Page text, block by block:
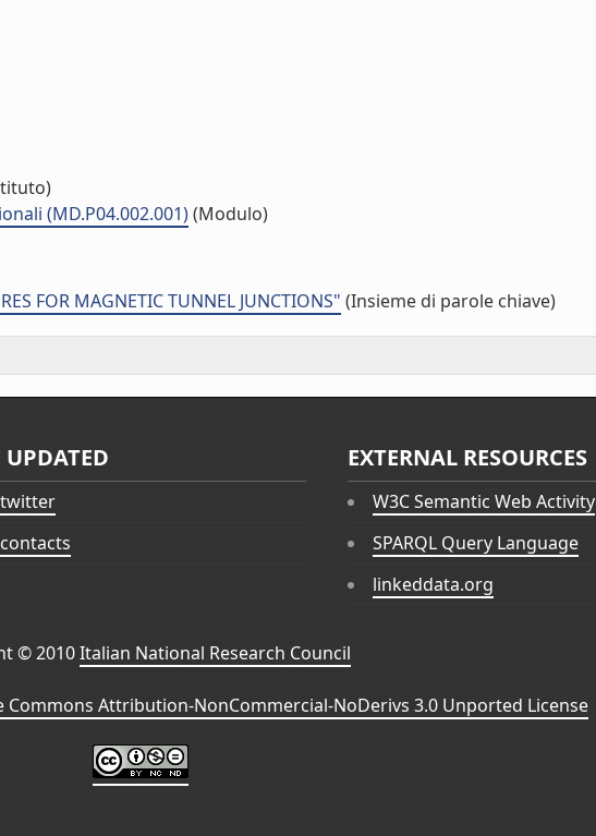
(MD.P04.002.001)(Modulo)
FOR MAGNETIC TUNNEL JUNCTIONS" (Insieme di parole chiave)
UPDATED
twitter
contacts
EXTERNAL RESOURCES
W3C Semantic Web Activity
SPARQL Query Language
linkeddata.org
© 2010Italian National Research Council
Commons Attribution-NonCommercial-NoDerivs 3.0 Unported License